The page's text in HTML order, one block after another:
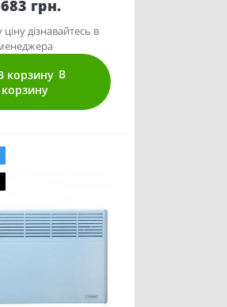
грн.
дізнавайтесь в
В
корзину